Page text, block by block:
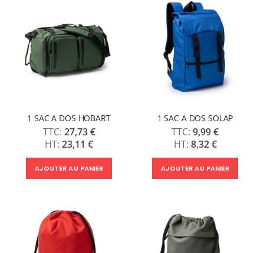
1 SAC A DOS HOBART
27,73 €
23,11 €
AJOUTER AU PANIER
1 SAC A DOS SOLAP
9,99 €
8,32 €
AJOUTER AU PANIER